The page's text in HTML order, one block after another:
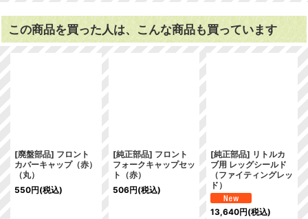
この商品を買った人は、こんな商品も買っています
[廃盤部品] フロント
カバーキャップ（赤）
（丸）
550円(税込)
[純正部品] フロント
フォークキャップセッ
ト（赤）
506円(税込)
[純正部品] リトルカ
ブ用 レッグシールド
（ファイティングレッ
ド）
13,640円(税込)